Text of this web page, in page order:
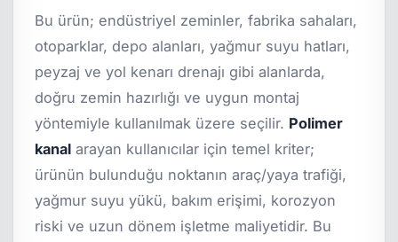
Bu ürün; endüstriyel zeminler, fabrika sahaları,
otoparklar, depo alanları, yağmur suyu hatları,
peyzaj ve yol kenarı drenajı gibi alanlarda,
doğru zemin hazırlığı ve uygun montaj
yöntemiyle kullanılmak üzere seçilir. Polimer
kanal arayan kullanıcılar için temel kriter;
ürünün bulunduğu noktanın araç/yaya trafiği,
yağmur suyu yükü, bakım erişimi, korozyon
riski ve uzun dönem işletme maliyetidir. Bu